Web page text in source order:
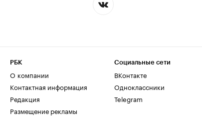
РБК
О компании
Контактная информация
Редакция
Размещение рекламы
Социальные сети
ВКонтакте
Одноклассники
Telegram